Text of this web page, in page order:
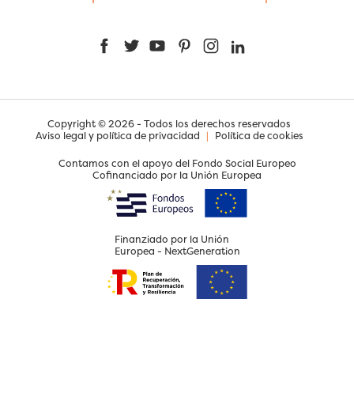
FacebookTwitterYouTubePinterestInstagram
Copyright © 2026 - Todos los derechos reservados
Aviso legal y política de privacidad | Política de cookies
Contamos con el apoyo del Fondo Social Europeo
Cofinanciado por la Unión Europea
Finanziado por la Unión
Europea - NextGeneration